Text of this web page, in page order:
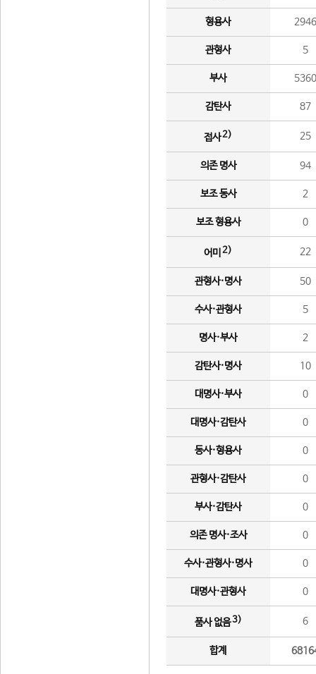
형용사 2946
관형사 5
부사 5360
감탄사 87
접사2) 25
의존 명사 94
보조 동사 2
보조 형용사 0
어미 2) 22
관형사·명사 50
수사·관형사 5
명사·부사 2
감탄사·명사 10
대명사·부사 0
대명사·감탄사 0
동사·형용사 0
관형사·감탄사 0
부사·감탄사 0
의존 명사·조사 0
수사·관형사·명사 0
대명사·관형사 0
품사 없음3) 6
합계